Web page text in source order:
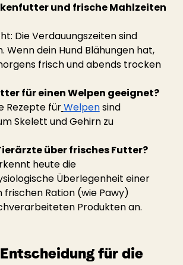
und frische Mahlzeiten
Die Verdauungszeiten sind
Wenn dein Hund Blähungen hat,
frisch und abends trocken
für einen Welpen geeignet?
Rezepte fürWelpen sind
Skelett und Gehirn zu
über frisches Futter?
heute die
Überlegenheit einer
frischen Ration (wie Pawy)
Produkten an.
für die